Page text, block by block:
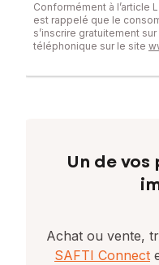
Conformément à l’article
est rappelé que le
s’inscrire gratuitement
téléphonique sur le site
Un de
Achat ou vente,
SAFTI Connect